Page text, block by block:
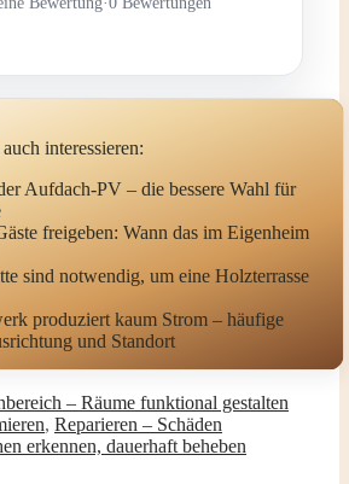
interessieren:
Aufdach-PV – die bessere Wahl für
freigeben: Wann das im Eigenheim
sind notwendig, um eine Holzterrasse
produziert kaum Strom – häufige
und Standort
– Räume funktional gestalten
, Reparieren – Schäden
erkennen, dauerhaft beheben